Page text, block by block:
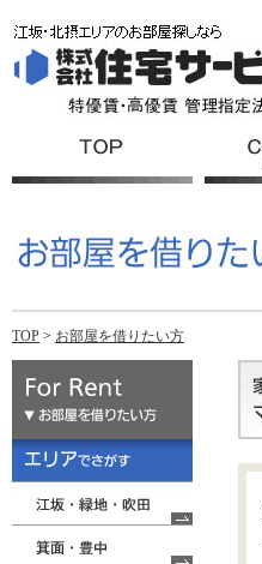
TOP > お部屋を借りたい方